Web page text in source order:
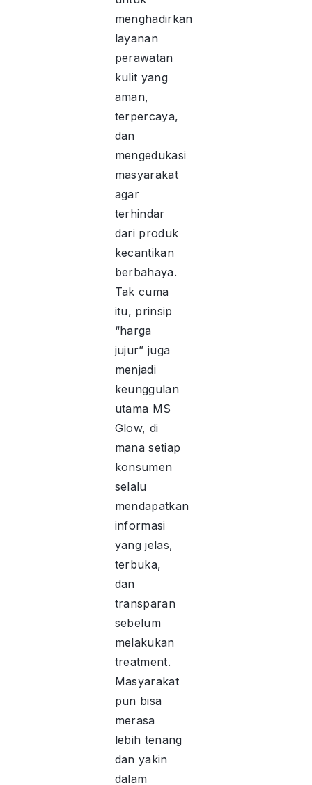
menghadirkan
layanan
perawatan
kulit yang
aman,
terpercaya,
dan
mengedukasi
masyarakat
agar
terhindar
dari produk
kecantikan
berbahaya.
Tak cuma
itu, prinsip
“harga
jujur” juga
menjadi
keunggulan
utama MS
Glow, di
mana setiap
konsumen
selalu
mendapatkan
informasi
yang jelas,
terbuka,
dan
transparan
sebelum
melakukan
treatment.
Masyarakat
pun bisa
merasa
lebih tenang
dan yakin
dalam